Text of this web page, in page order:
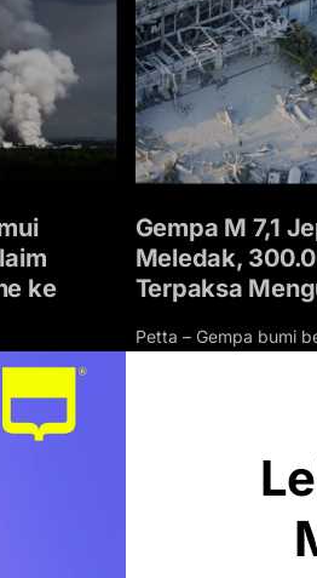
ke
kembali
Gempa M 7,1
Meledak,
Terpaksa
Petta – Gempa bumi